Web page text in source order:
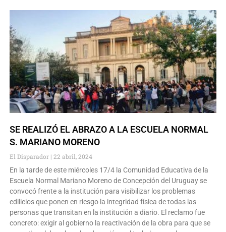
SE REALIZÓ EL ABRAZO A LA ESCUELA NORMAL
S. MARIANO MORENO
El Disparador 22 abril, 2024
En la tarde de este miércoles 17/4 la Comunidad Educativa de la
Escuela Normal Mariano Moreno de Concepción del Uruguay se
convocó frente a la institución para visibilizar los problemas
edilicios que ponen en riesgo la integridad física de todas las
personas que transitan en la institución a diario. El reclamo fue
concreto: exigir al gobierno la reactivación de la obra para que se